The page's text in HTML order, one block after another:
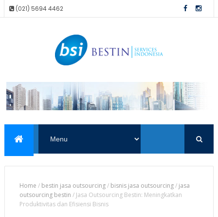
(021) 5694 4462
Home / bestin jasa outsourcing/ bisnis jasa outsourcing/ jasa
outsourcing bestin / Jasa Outsourcing Bestin: Meningkatkan
Produktivitas dan Efisiensi Bisnis